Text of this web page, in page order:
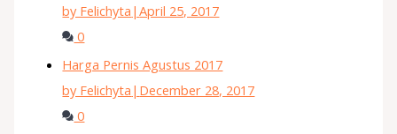
by Felichyta |April 25, 2017
0
Harga Pernis Agustus 2017
by Felichyta | December 28, 2017
0